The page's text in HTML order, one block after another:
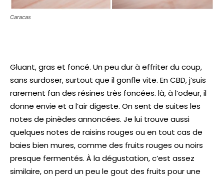
Caracas
Gluant, gras et foncé. Un peu dur à effriter du coup,
sans surdoser, surtout que il gonfle vite. En CBD, j’suis
rarement fan des résines très foncées. là, à l’odeur, il
donne envie et a l’air digeste. On sent de suites les
notes de pinèdes annoncées. Je lui trouve aussi
quelques notes de raisins rouges ou en tout cas de
baies bien mures, comme des fruits rouges ou noirs
presque fermentés. À la dégustation, c’est assez
similaire, on perd un peu le gout des fruits pour une